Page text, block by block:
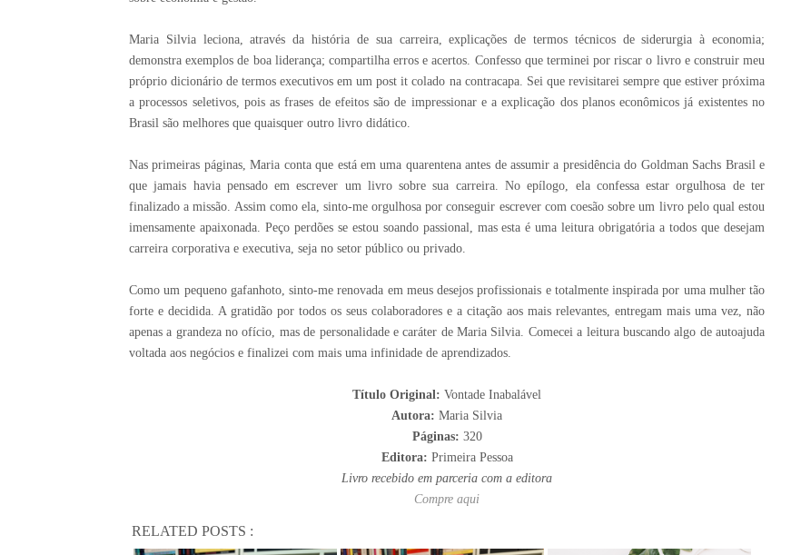
Maria Silvia leciona, através da história de sua carreira, explicações de termos técnicos de siderurgia à economia;
demonstra exemplos de boa liderança; compartilha erros e acertos. Confesso que terminei por riscar o livro e construir meu
próprio dicionário de termos executivos em um post it colado na contracapa. Sei que revisitarei sempre que estiver próxima
a processos seletivos, pois as frases de efeitos são de impressionar e a explicação dos planos econômicos já existentes no
Brasil são melhores que quaisquer outro livro didático.
Nas primeiras páginas, Maria conta que está em uma quarentena antes de assumir a presidência do Goldman Sachs Brasil e
que jamais havia pensado em escrever um livro sobre sua carreira. No epílogo, ela confessa estar orgulhosa de ter
finalizado a missão. Assim como ela, sinto-me orgulhosa por conseguir escrever com coesão sobre um livro pelo qual estou
imensamente apaixonada. Peço perdões se estou soando passional, mas esta é uma leitura obrigatória a todos que desejam
carreira corporativa e executiva, seja no setor público ou privado.
Como um pequeno gafanhoto, sinto-me renovada em meus desejos profissionais e totalmente inspirada por uma mulher tão
forte e decidida. A gratidão por todos os seus colaboradores e a citação aos mais relevantes, entregam mais uma vez, não
apenas a grandeza no ofício, mas de personalidade e caráter de Maria Silvia. Comecei a leitura buscando algo de autoajuda
voltada aos negócios e finalizei com mais uma infinidade de aprendizados.
Título Original: Vontade Inabalável
Autora: Maria Silvia
Páginas: 320
Editora: Primeira Pessoa
Livro recebido em parceria com a editora
Compre aqui
RELATED POSTS :